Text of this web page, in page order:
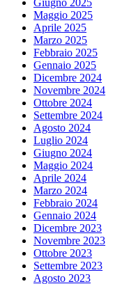
Maggio 2025
Aprile 2025
Marzo 2025
Febbraio 2025
Gennaio 2025
Dicembre 2024
Novembre 2024
Ottobre 2024
Settembre 2024
Agosto 2024
Luglio 2024
Giugno 2024
Maggio 2024
Aprile 2024
Marzo 2024
Febbraio 2024
Gennaio 2024
Dicembre 2023
Novembre 2023
Ottobre 2023
Settembre 2023
Agosto 2023